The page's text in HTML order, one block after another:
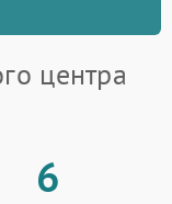
центра
6